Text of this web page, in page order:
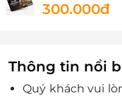
300.000đ
Thông tin nổi
Quý khách vui